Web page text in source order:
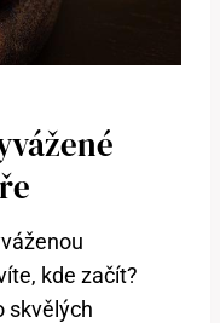
kde začít?
skvělých